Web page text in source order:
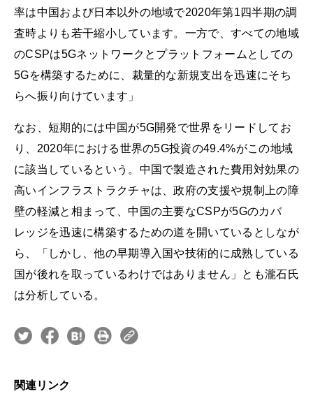
率は中国および日本以外の地域で2020年第1四半期の調
査時よりも若干縮小しています。一方で、すべての地域
のCSPは5Gネットワークとプラットフォームとしての
5Gを構築するために、裁量的な新規支出を迅速にそち
らへ振り向けています」
なお、短期的には中国が5G開発で世界をリードしてお
り、2020年における世界の5G投資の49.4%がこの地域
に該当しているという。中国で製造された費用対効果の
高いインフラストラクチャは、政府の支援や規制上の障
壁の軽減と相まって、中国の主要なCSPが5Gのカバ
レッジを迅速に構築するための道を開いているとしなが
ら、「しかし、他の早期導入国や技術的に成熟している
国が後れを取っているわけではありません」とも瀧石氏
は分析している。
関連リンク